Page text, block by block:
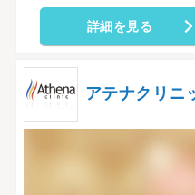
詳細を見る
アテナクリニ